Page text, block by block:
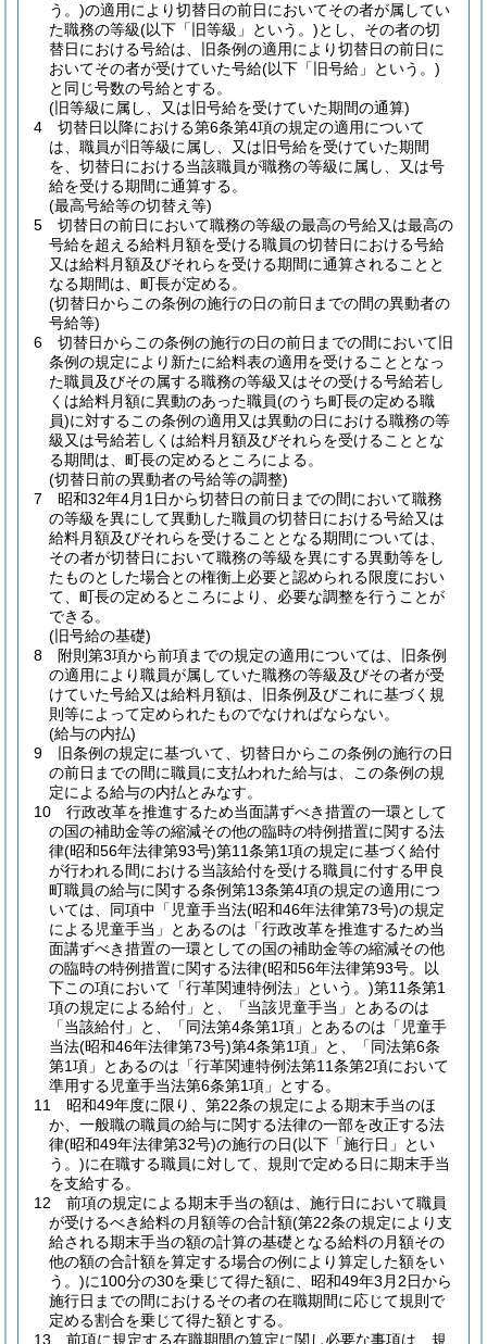
う。)の適用により切替日の前日においてその者が属してい
た職務の等級(以下「旧等級」という。)とし、その者の切
替日における号給は、旧条例の適用により切替日の前日に
おいてその者が受けていた号給(以下「旧号給」という。)
と同じ号数の号給とする。
(旧等級に属し、又は旧号給を受けていた期間の通算)
4
切替日以降における第6条第4項の規定の適用について
は、職員が旧等級に属し、又は旧号給を受けていた期間
を、切替日における当該職員が職務の等級に属し、又は号
給を受ける期間に通算する。
(最高号給等の切替え等)
5
切替日の前日において職務の等級の最高の号給又は最高の
号給を超える給料月額を受ける職員の切替日における号給
又は給料月額及びそれらを受ける期間に通算されることと
なる期間は、町長が定める。
(切替日からこの条例の施行の日の前日までの間の異動者の
号給等)
6
切替日からこの条例の施行の日の前日までの間において旧
条例の規定により新たに給料表の適用を受けることとなっ
た職員及びその属する職務の等級又はその受ける号給若し
くは給料月額に異動のあった職員(のうち町長の定める職
員)に対するこの条例の適用又は異動の日における職務の等
級又は号給若しくは給料月額及びそれらを受けることとな
る期間は、町長の定めるところによる。
(切替日前の異動者の号給等の調整)
7
昭和32年4月1日から切替日の前日までの間において職務
の等級を異にして異動した職員の切替日における号給又は
給料月額及びそれらを受けることとなる期間については、
その者が切替日において職務の等級を異にする異動等をし
たものとした場合との権衡上必要と認められる限度におい
て、町長の定めるところにより、必要な調整を行うことが
できる。
(旧号給の基礎)
8
附則第3項から前項までの規定の適用については、旧条例
の適用により職員が属していた職務の等級及びその者が受
けていた号給又は給料月額は、旧条例及びこれに基づく規
則等によって定められたものでなければならない。
(給与の内払)
9
旧条例の規定に基づいて、切替日からこの条例の施行の日
の前日までの間に職員に支払われた給与は、この条例の規
定による給与の内払とみなす。
10
行政改革を推進するため当面講ずべき措置の一環として
の国の補助金等の縮減その他の臨時の特例措置に関する法
律(昭和56年法律第93号)第11条第1項の規定に基づく給付
が行われる間における当該給付を受ける職員に付する甲良
町職員の給与に関する条例第13条第4項の規定の適用につ
いては、同項中「児童手当法(昭和46年法律第73号)の規定
による児童手当」とあるのは「行政改革を推進するため当
面講ずべき措置の一環としての国の補助金等の縮減その他
の臨時の特例措置に関する法律(昭和56年法律第93号。以
下この項において「行革関連特例法」という。)第11条第1
項の規定による給付」と、「当該児童手当」とあるのは
「当該給付」と、「同法第4条第1項」とあるのは「児童手
当法(昭和46年法律第73号)第4条第1項」と、「同法第6条
第1項」とあるのは「行革関連特例法第11条第2項において
準用する児童手当法第6条第1項」とする。
11
昭和49年度に限り、第22条の規定による期末手当のほ
か、一般職の職員の給与に関する法律の一部を改正する法
律(昭和49年法律第32号)の施行の日(以下「施行日」とい
う。)に在職する職員に対して、規則で定める日に期末手当
を支給する。
12
前項の規定による期末手当の額は、施行日において職員
が受けるべき給料の月額等の合計額(第22条の規定により支
給される期末手当の額の計算の基礎となる給料の月額その
他の額の合計額を算定する場合の例により算定した額をい
う。)に100分の30を乗じて得た額に、昭和49年3月2日から
施行日までの間におけるその者の在職期間に応じて規則で
定める割合を乗じて得た額とする。
13
前項に規定する在職期間の算定に関し必要な事項は、規